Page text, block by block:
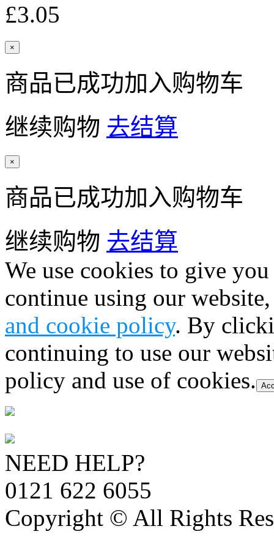
£3.05
×
商品已成功加入购物车
继续购物 去结算
×
商品已成功加入购物车
继续购物 去结算
We use cookies to give
continue using our
and cookie policy. By
continuing to use our
policy and use of cookies.
NEED HELP?
0121 622 6055
Copyright © All Rights